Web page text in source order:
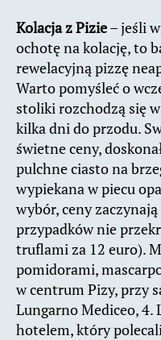
Kolacja z Pizie– jeśli
ochotę na kolację, to
rewelacyjną pizzę
Warto pomyśleć o
stoliki rozchodzą się
kilka dni do przodu.
świetne ceny,
pulchne ciasto na
wypiekana w piecu
wybór, ceny
przypadków nie
truflami za 12 euro).
pomidorami,
w centrum Pizy, przy
Lungarno Mediceo, 4.
hotelem, który